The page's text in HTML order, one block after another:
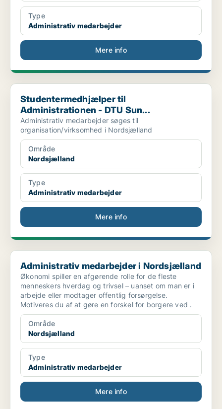
Type
Administrativ medarbejder
Mere info
Studentermedhjælper til Administrationen - DTU Sun...
Studentermedhjælper til
Administrationen - DTU Sun...
Administrativ medarbejder søges til
organisation/virksomhed i Nordsjælland
Område
Nordsjælland
Type
Administrativ medarbejder
Mere info
Administrativ medarbejder i Nordsjælland
Administrativ medarbejder i Nordsjælland
Økonomi spiller en afgørende rolle for de fleste
menneskers hverdag og trivsel – uanset om man er i
arbejde eller modtager offentlig forsørgelse.
Motiveres du af at gøre en forskel for borgere ved .
Område
Nordsjælland
Type
Administrativ medarbejder
Mere info